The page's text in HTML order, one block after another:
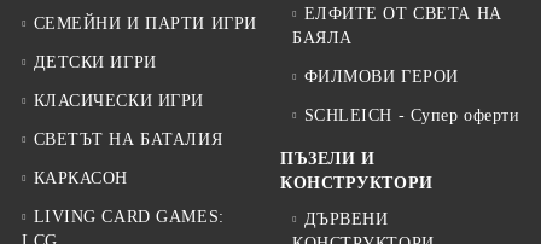
СЕМЕЙНИ И ПАРТИ ИГРИ
ДЕТСКИ ИГРИ
КЛАСИЧЕСКИ ИГРИ
СВЕТЪТ НА БАТАЛИЯ
КАРКАСОН
LIVING CARD GAMES:
ЕЛФИТЕ ОТ СВЕТА НА
БАЯЛА
ФИЛМОВИ ГЕРОИ
SCHLEICH - Супер оферти
ПЪЗЕЛИ И
КОНСТРУКТОРИ
ДЪРВЕНИ